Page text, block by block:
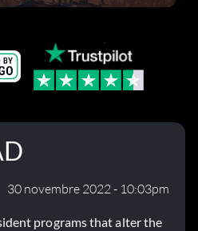
mise à jour 1.0.4
30 novembre 2022 - 10:03pm
programs that alter the